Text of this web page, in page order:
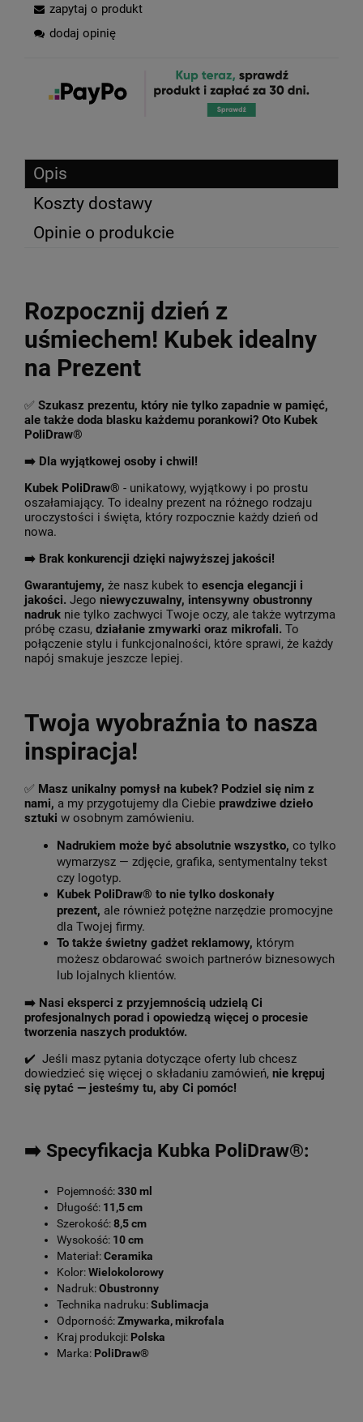
zapytaj o produkt
dodaj opinię
Opis
Koszty dostawy
Opinie o produkcie
Rozpocznij dzień z
uśmiechem! Kubek idealny
na Prezent
✅ Szukasz prezentu, który nie tylko zapadnie w pamięć,
ale także doda blasku każdemu porankowi? Oto Kubek
PoliDraw®
➡️ Dla wyjątkowej osoby i chwil!
Kubek PoliDraw® - unikatowy, wyjątkowy i po prostu
oszałamiający. To idealny prezent na różnego rodzaju
uroczystości i święta, który rozpocznie każdy dzień od
nowa.
➡️ Brak konkurencji dzięki najwyższej jakości!
Gwarantujemy, że nasz kubek to esencja elegancji i
jakości. Jego niewyczuwalny, intensywny obustronny
nadruk nie tylko zachwyci Twoje oczy, ale także wytrzyma
próbę czasu, działanie zmywarki oraz mikrofali. To
połączenie stylu i funkcjonalności, które sprawi, że każdy
napój smakuje jeszcze lepiej.
Twoja wyobraźnia to nasza
inspiracja!
✅ Masz unikalny pomysł na kubek? Podziel się nim z
nami, a my przygotujemy dla Ciebie prawdziwe dzieło
sztuki w osobnym zamówieniu.
Nadrukiem może być absolutnie wszystko, co tylko
wymarzysz — zdjęcie, grafika, sentymentalny tekst
czy logotyp.
Kubek PoliDraw® to nie tylko doskonały
prezent, ale również potężne narzędzie promocyjne
dla Twojej firmy.
To także świetny gadżet reklamowy, którym
możesz obdarować swoich partnerów biznesowych
lub lojalnych klientów.
➡️ Nasi eksperci z przyjemnością udzielą Ci
profesjonalnych porad i opowiedzą więcej o procesie
tworzenia naszych produktów.
✔️ Jeśli masz pytania dotyczące oferty lub chcesz
dowiedzieć się więcej o składaniu zamówień, nie krępuj
się pytać — jesteśmy tu, aby Ci pomóc!
➡️ Specyfikacja Kubka PoliDraw®:
Pojemność:330 ml
Długość: 11,5 cm
Szerokość:8,5 cm
Wysokość: 10 cm
Materiał:Ceramika
Kolor:Wielokolorowy
Nadruk:Obustronny
Technika nadruku:Sublimacja
Odporność:Zmywarka, mikrofala
Kraj produkcji: Polska
Marka: PoliDraw®